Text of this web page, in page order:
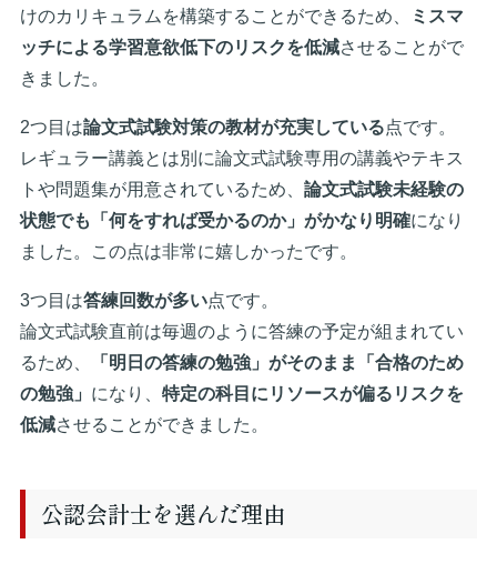
けのカリキュラムを構築することができるため、
ミスマ
ッチによる学習意欲低下のリスクを低減させることがで
きました。
2つ目は論文式試験対策の教材が充実している点です。
レギュラー講義とは別に論文式試験専用の講義やテキス
トや問題集が用意されているため、 論文式試験未経験の
状態でも「何をすれば受かるのか」がかなり明確になり
ました。この点は非常に嬉しかったです。
3つ目は答練回数が多い点です。
論文式試験直前は毎週のように答練の予定が組まれてい
るため、
「明日の答練の勉強」がそのまま「合格のため
の勉強」 になり、 特定の科目にリソースが偏るリスクを
低減させることができました。
公認会計士を選んだ理由